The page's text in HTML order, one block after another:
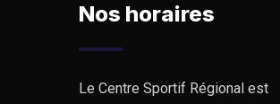
Nos horaires
Le Centre Sportif Régional est